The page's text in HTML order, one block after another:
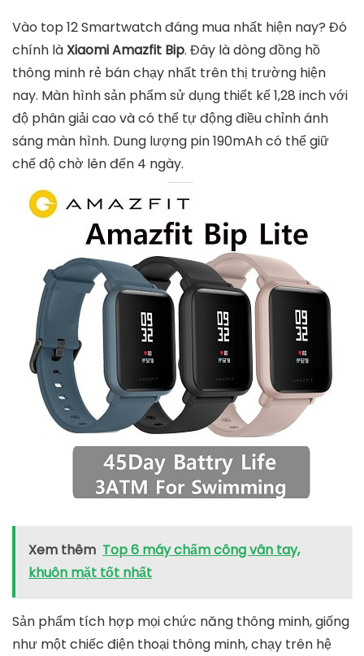
Vào top 12 Smartwatch đáng mua nhất hiện nay? Đó
chính làXiaomi Amazfit Bip. Đây là dòng đồng hồ
thông minh rẻ bán chạy nhất trên thị trường hiện
nay. Màn hình sản phẩm sử dụng thiết kế 1,28 inch với
độ phân giải cao và có thể tự động điều chỉnh ánh
sáng màn hình. Dung lượng pin 190mAh có thể giữ
chế độ chờ lên đến 4 ngày.
Xem thêm Top 6 máy chấm công vân tay,
khuôn mặt tốt nhất
Sản phẩm tích hợp mọi chức năng thông minh, giống
như một chiếc điện thoại thông minh, chạy trên hệ